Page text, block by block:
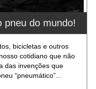
pneu do mundo!
bicicletas e outros
cotidiano que não
das invenções que
“pneumático”...